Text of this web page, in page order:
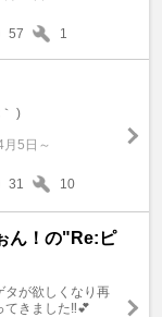
57 1
)
5日～
31 10
ん！の"Re:ピ
タが欲しくなり再
てきました‼️💕